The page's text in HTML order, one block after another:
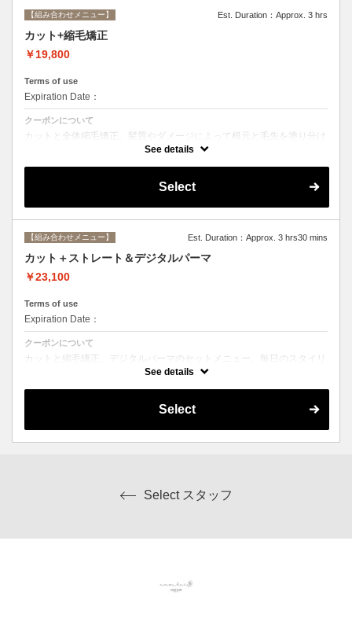
【組み合わせメニュー】 Est. Duration：Approx. 3 hrs
カット+縮毛矯正
￥19,800
Terms of use
Expiration Date：
クーポンについて
カットと全体縮毛矯正。髪質やダメージによって根元と毛先を塗り分け
ます。シャンプー、ブロー込み。必要に応じて前処理トリートメント無
See details
Select
【組み合わせメニュー】 Est. Duration：Approx. 3 hrs30 mins
カット＋ストレート＆デジタルパーマ
￥23,100
Terms of use
Expiration Date：
クーポンについて
カットと縮毛矯正、デジタルパーマのセットメニュー。毎日のスタイリ
ングを楽にしたい方にオススメ☆ シャンプー、ブロー込み。ロング料
See details
Select
Select スタッフ